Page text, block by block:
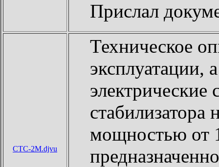
Прислал
CTC-2M.djvu
Техническое
эксплуатации,
электрические
мощностью от